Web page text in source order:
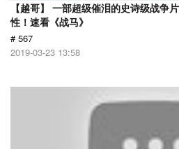
【越哥】 一部超级催泪的史诗级战争
性！速看《战马》
# 567
2019-03-23 13:58